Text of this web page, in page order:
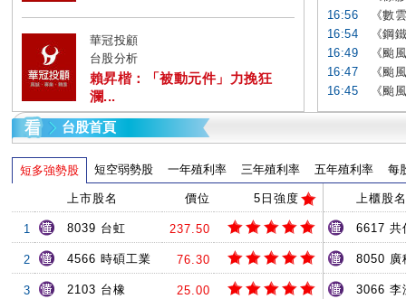
華冠投顧
台股分析
賴昇楷：「被動元件」力挽狂
瀾...
16:56
《數
16:54
《鋼
16:49
《颱
16:47
《颱
16:45
《颱
台股首頁
短多強勢股 短空弱勢股 一年殖利率 三年殖利率 五年殖利率 每
上市股名 價位 5日強度
1 8039 台虹 237.50
2 4566 時碩工業 76.30
3 2103 台橡 25.00
上櫃股名
6617 共
8050 廣
3066 李